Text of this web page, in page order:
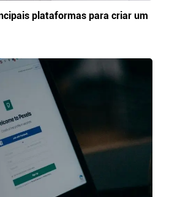
plataformas para criar um